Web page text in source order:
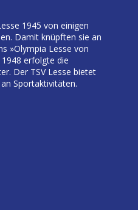
1945 von einigen
Damit knüpften sie an
»Olympia Lesse von
1948 erfolgte die
Der TSV Lesse bietet
Sportaktivitäten.